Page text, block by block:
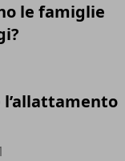
le famiglie